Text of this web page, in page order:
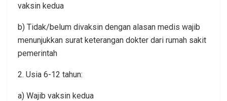
vaksin kedua
b) Tidak/belum divaksin dengan alasan medis wajib
menunjukkan surat keterangan dokter dari rumah sakit
pemerintah
2. Usia 6-12 tahun:
a) Wajib vaksin kedua